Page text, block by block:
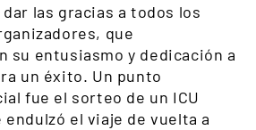
las gracias a todos los
que
su entusiasmo y dedicación a
un éxito. Un punto
fue el sorteo de un ICU
endulzó el viaje de vuelta a